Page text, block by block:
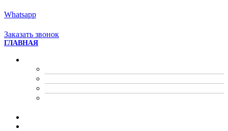
Whatsapp
Заказать звонок
ГЛАВНАЯ